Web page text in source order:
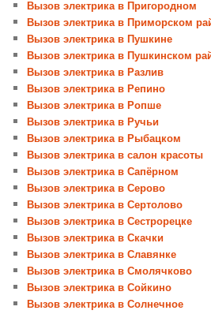
Вызов электрика в Пригородном
Вызов электрика в Приморском
Вызов электрика в Пушкине
Вызов электрика в Пушкинском
Вызов электрика в Разлив
Вызов электрика в Репино
Вызов электрика в Ропше
Вызов электрика в Ручьи
Вызов электрика в Рыбацком
Вызов электрика в салон красоты
Вызов электрика в Сапёрном
Вызов электрика в Серово
Вызов электрика в Сертолово
Вызов электрика в Сестрорецке
Вызов электрика в Скачки
Вызов электрика в Славянке
Вызов электрика в Смолячково
Вызов электрика в Сойкино
Вызов электрика в Солнечное